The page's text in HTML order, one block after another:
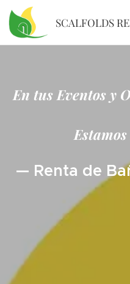
SCALFOLDS
En tus Eventos y
— Renta de